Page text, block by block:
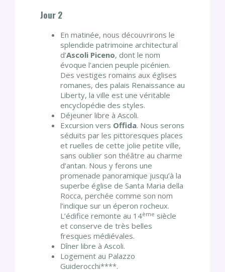
Jour 2
En matinée, nous découvrirons le
splendide patrimoine architectural
d’Ascoli Piceno, dont le nom
évoque l’ancien peuple picénien.
Des vestiges romains aux églises
romanes, des palais Renaissance au
Liberty, la ville est une véritable
encyclopédie des styles.
Déjeuner libre à Ascoli.
Excursion vers Offida. Nous serons
séduits par les pittoresques places
et ruelles de cette jolie petite ville,
sans oublier son théâtre au charme
d’antan. Nous y ferons une
promenade panoramique jusqu’à la
superbe église de Santa Maria della
Rocca, perchée comme son nom
l’indique sur un éperon rocheux.
L’édifice remonte au 14ème siècle
et conserve de très belles
fresques médiévales.
Dîner libre à Ascoli.
Logement au Palazzo
Guiderocchi****.